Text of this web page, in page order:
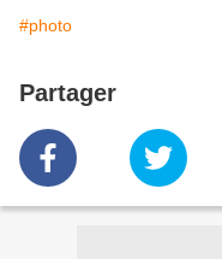
#photo
Partager